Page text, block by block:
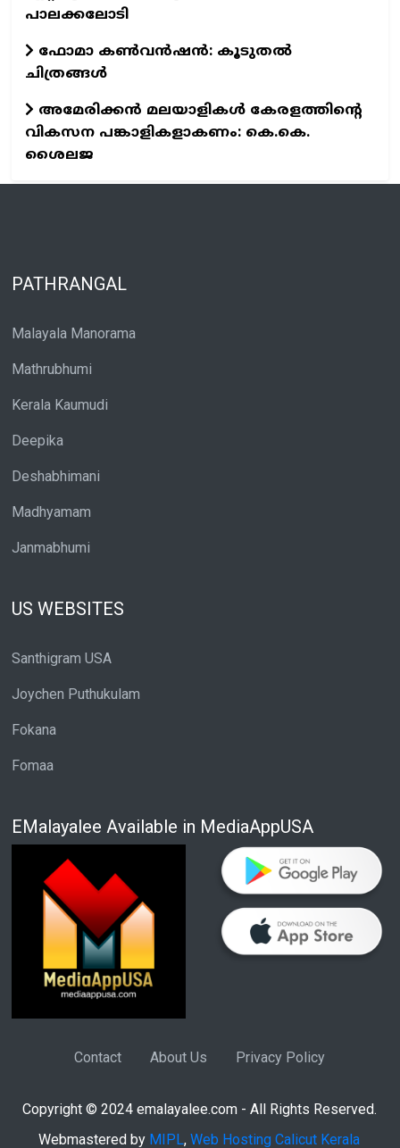
പാലക്കലോടി
ഫോമാ കണ്‍വന്‍ഷന്‍: കൂടുതല്‍
ചിത്രങ്ങള്‍
അമേരിക്കൻ മലയാളികൾ കേരളത്തിന്റെ
വികസന പങ്കാളികളാകണം: കെ.കെ.
ശൈലജ
PATHRANGAL
Malayala Manorama
Mathrubhumi
Kerala Kaumudi
Deepika
Deshabhimani
Madhyamam
Janmabhumi
US WEBSITES
Santhigram USA
Joychen Puthukulam
Fokana
Fomaa
EMalayalee Available in MediaAppUSA
Contact About Us Privacy Policy
Copyright © 2024 emalayalee.com - All Rights Reserved.
Webmastered by MIPL, Web Hosting Calicut Kerala